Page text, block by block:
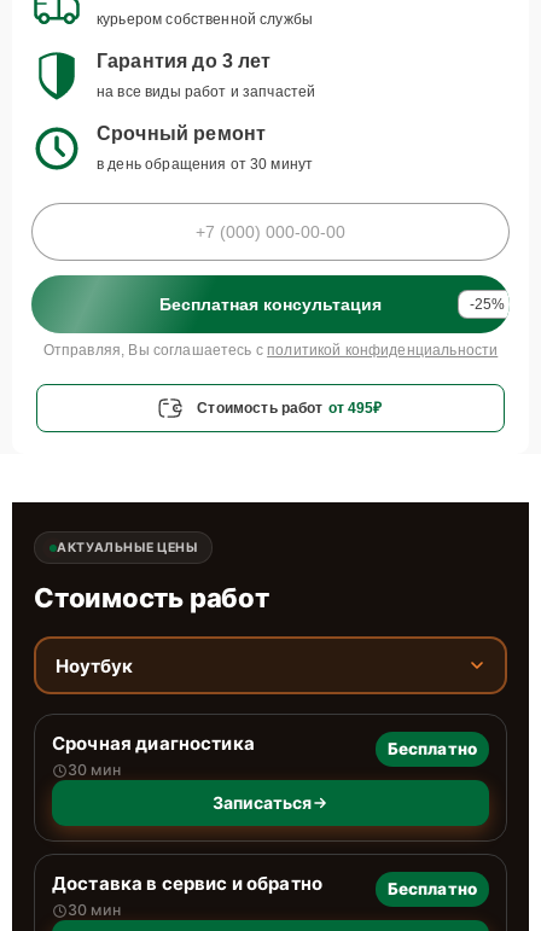
курьером собственной службы
Гарантия до 3 лет
на все виды работ и запчастей
Срочный ремонт
в день обращения от 30 минут
Бесплатная консультация -25%
Отправляя, Вы соглашаетесь с политикой конфиденциальности
Стоимость работ от 495₽
АКТУАЛЬНЫЕ ЦЕНЫ
Стоимость работ
Ноутбук
Срочная диагностика
30 мин
Бесплатно
Записаться
Доставка в сервис и обратно
30 мин
Бесплатно